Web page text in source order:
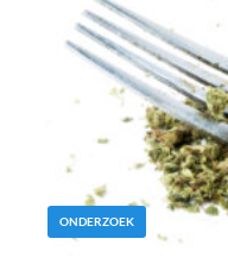
ONDERZOEK